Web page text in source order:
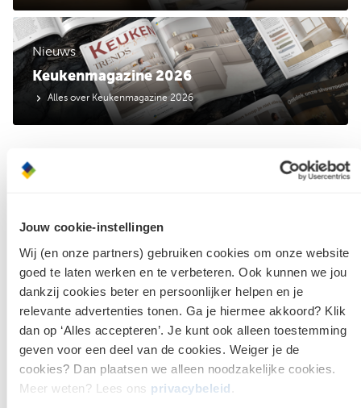
Jouw cookie-instellingen
Wij (en onze partners) gebruiken cookies om onze website
goed te laten werken en te verbeteren. Ook kunnen we jou
dankzij cookies beter en persoonlijker helpen en je
relevante advertenties tonen. Ga je hiermee akkoord? Klik
dan op ‘Alles accepteren’. Je kunt ook alleen toestemming
geven voor een deel van de cookies. Weiger je de
cookies? Dan plaatsen we alleen noodzakelijke cookies.
Meer weten? Lees ons privacybeleid
Keukenmagazine 2026
Nieuws
Alles over Keukenmagazine 2026
acties en nieuws uit de bouwwereld? Dan kun je
Daarin staan maandelijks veel interessante
aanbiedingen. Je profiteert dus altijd van de
scherpste deals! Ook krijg je deskundige informatie
over de nieuwste producten, technieken en
bijzondere services die je alleen bij Bouwcenter
vindt! Lees hem door én bestel snel jouw